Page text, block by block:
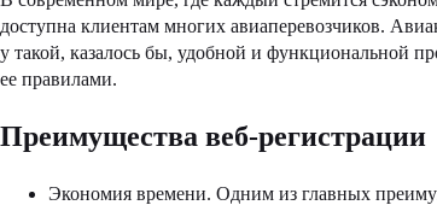
доступна клиентам многих авиаперевозчиков.
у такой, казалось бы, удобной и функциональной
ее правилами.
Преимущества веб-регистрации
Экономия времени. Одним из главных